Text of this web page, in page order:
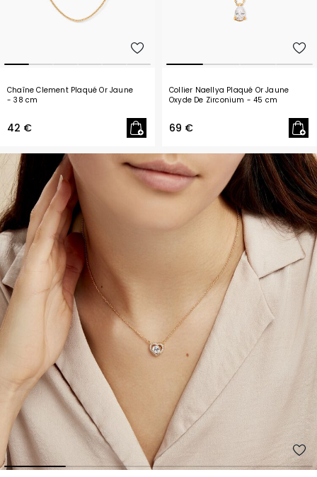
Chaîne Clement Plaqué Or Jaune
- 38 cm
42 €
Collier Naellya Plaqué Or Jaune
Oxyde De Zirconium - 45 cm
69 €